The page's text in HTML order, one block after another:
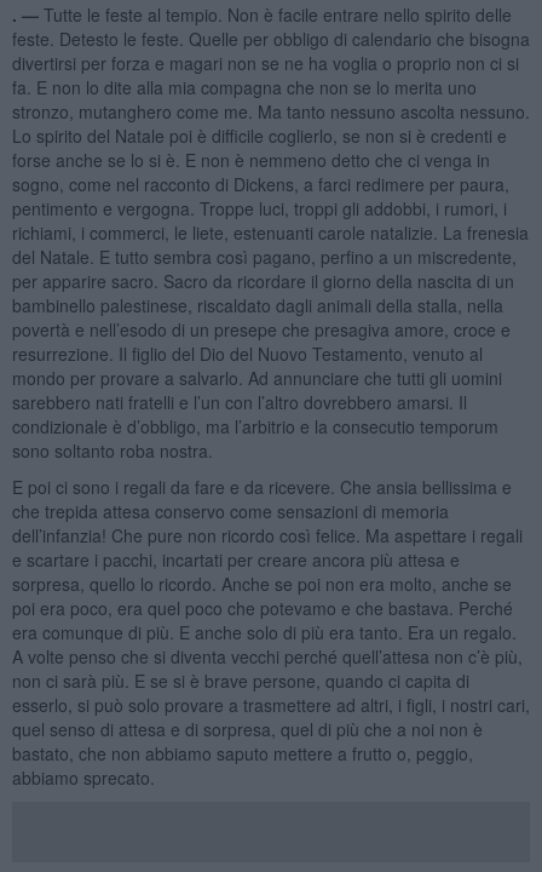
. — Tutte le feste al tempio. Non è facile entrare nello spirito delle
feste. Detesto le feste. Quelle per obbligo di calendario che bisogna
divertirsi per forza e magari non se ne ha voglia o proprio non ci si
fa. E non lo dite alla mia compagna che non se lo merita uno
stronzo, mutanghero come me. Ma tanto nessuno ascolta nessuno.
Lo spirito del Natale poi è difficile coglierlo, se non si è credenti e
forse anche se lo si è. E non è nemmeno detto che ci venga in
sogno, come nel racconto di Dickens, a farci redimere per paura,
pentimento e vergogna. Troppe luci, troppi gli addobbi, i rumori, i
richiami, i commerci, le liete, estenuanti carole natalizie. La frenesia
del Natale. E tutto sembra così pagano, perfino a un miscredente,
per apparire sacro. Sacro da ricordare il giorno della nascita di un
bambinello palestinese, riscaldato dagli animali della stalla, nella
povertà e nell’esodo di un presepe che presagiva amore, croce e
resurrezione. Il figlio del Dio del Nuovo Testamento, venuto al
mondo per provare a salvarlo. Ad annunciare che tutti gli uomini
sarebbero nati fratelli e l’un con l’altro dovrebbero amarsi. Il
condizionale è d’obbligo, ma l’arbitrio e la consecutio temporum
sono soltanto roba nostra.
E poi ci sono i regali da fare e da ricevere. Che ansia bellissima e
che trepida attesa conservo come sensazioni di memoria
dell’infanzia! Che pure non ricordo così felice. Ma aspettare i regali
e scartare i pacchi, incartati per creare ancora più attesa e
sorpresa, quello lo ricordo. Anche se poi non era molto, anche se
poi era poco, era quel poco che potevamo e che bastava. Perché
era comunque di più. E anche solo di più era tanto. Era un regalo.
A volte penso che si diventa vecchi perché quell’attesa non c’è più,
non ci sarà più. E se si è brave persone, quando ci capita di
esserlo, si può solo provare a trasmettere ad altri, i figli, i nostri cari,
quel senso di attesa e di sorpresa, quel di più che a noi non è
bastato, che non abbiamo saputo mettere a frutto o, peggio,
abbiamo sprecato.